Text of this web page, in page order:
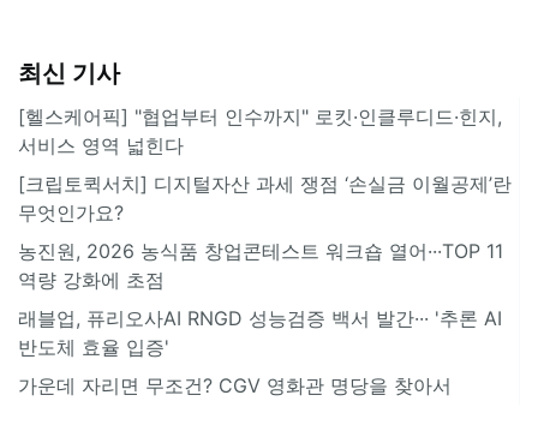
최신 기사
[헬스케어픽] "협업부터 인수까지" 로킷·인클루디드·힌지,
서비스 영역 넓힌다
[크립토퀵서치] 디지털자산 과세 쟁점 ‘손실금 이월공제’란
무엇인가요?
농진원, 2026 농식품 창업콘테스트 워크숍 열어···TOP 11
역량 강화에 초점
래블업, 퓨리오사AI RNGD 성능검증 백서 발간··· '추론 AI
반도체 효율 입증'
가운데 자리면 무조건? CGV 영화관 명당을 찾아서